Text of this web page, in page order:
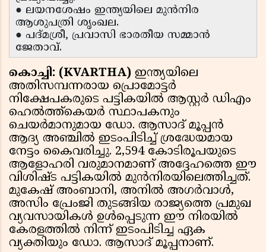
● ലയനശേഷം ഇന്ത്യയിലെ മുൻനിര
ആശുപത്രി ശൃംഖല.
● പദ്മശ്രീ, പ്രവാസി ഭാരതീയ സമ്മാൻ
ജേതാവ്.
കൊച്ചി: (KVARTHA) ഇന്ത്യയിലെ
അതിസമ്പന്നരായ പ്രൊമോട്ടർ
നിക്ഷേപകരുടെ പട്ടികയിൽ ആസ്റ്റർ ഡിഎം
ഹെൽത്ത്കെയർ സ്ഥാപകനും
ചെയർമാനുമായ ഡോ. ആസാദ് മൂപ്പൻ
ആദ്യ അഞ്ചിൽ ഇടംപിടിച്ച് ശ്രദ്ധേയമായ
നേട്ടം കൈവരിച്ചു. 2,594 കോടിരൂപയുടെ
ആളോഹരി വരുമാനമാണ് അദ്ദേഹത്തെ ഈ
വിശിഷ്ട പട്ടികയിൽ മുൻനിരയിലെത്തിച്ചത്.
മുകേഷ് അംബാനി, അനിൽ അഗർവാൾ,
അസിം പ്രേംജി തുടങ്ങിയ രാജ്യത്തെ പ്രമുഖ
വ്യവസായികൾ ഉൾപ്പെടുന്ന ഈ നിരയിൽ
കേരളത്തിൽ നിന്ന് ഇടംപിടിച്ച ഏക
വ്യക്തിയും ഡോ. ആസാദ് മൂപ്പനാണ്.